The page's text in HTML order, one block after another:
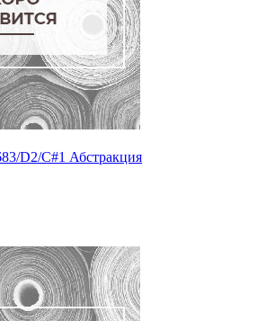
D2/C#1 Абстракция